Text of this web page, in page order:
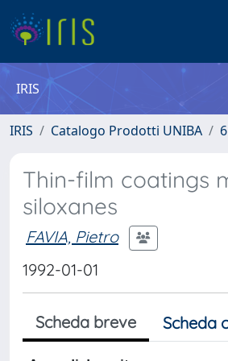
IRIS
IRIS Catalogo Prodotti UNIBA
Thin-film coatings
siloxanes
FAVIA, Pietro
1992-01-01
Scheda breve Scheda